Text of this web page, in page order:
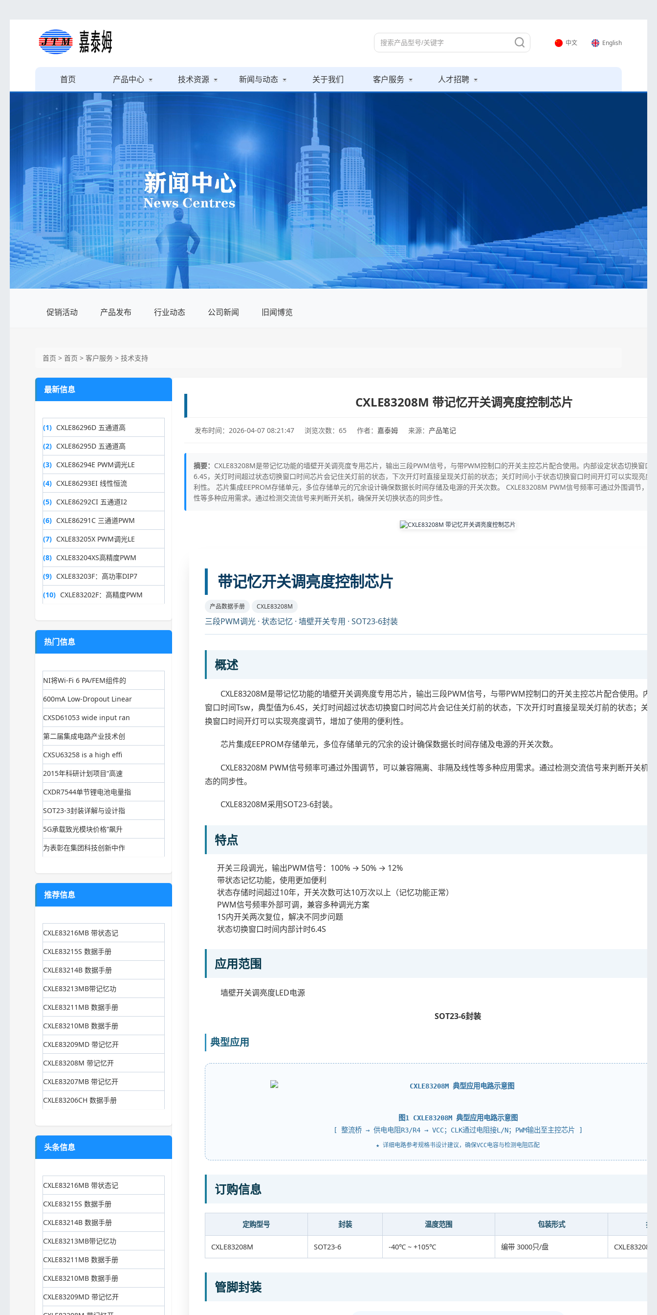
中文 English
首页 产品中心 技术资源 新闻与动态 关于我们 客户服务 人才招聘
促销活动 产品发布 行业动态 公司新闻 旧闻博览
首页 > 首页 > 客户服务 > 技术支持
最新信息
(1) CXLE86296D 五通道高
(2) CXLE86295D 五通道高
(3) CXLE86294E PWM调光LE
(4) CXLE86293EI 线性恒流
(5) CXLE86292CI 五通道I2
(6) CXLE86291C 三通道PWM
(7) CXLE83205X PWM调光LE
(8) CXLE83204XS高精度PWM
(9) CXLE83203F：高功率DIP7
(10) CXLE83202F：高精度PWM
热门信息
NI将Wi-Fi 6 PA/FEM组件的
600mA Low-Dropout Linear
CXSD61053 wide input ran
第二届集成电路产业技术创
CXSU63258 is a high effi
2015年科研计划项目“高速
CXDR7544单节锂电池电量指
SOT23-3封装详解与设计指
5G承载致光模块价格“飙升
为表彰在集团科技创新中作
推荐信息
CXLE83216MB 带状态记
CXLE83215S 数据手册
CXLE83214B 数据手册
CXLE83213MB带记忆功
CXLE83211MB 数据手册
CXLE83210MB 数据手册
CXLE83209MD 带记忆开
CXLE83208M 带记忆开
CXLE83207MB 带记忆开
CXLE83206CH 数据手册
头条信息
CXLE83216MB 带状态记
CXLE83215S 数据手册
CXLE83214B 数据手册
CXLE83213MB带记忆功
CXLE83211MB 数据手册
CXLE83210MB 数据手册
CXLE83209MD 带记忆开
CXLE83208M 带记忆开关调亮度控制芯片
发布时间：2026-04-07 08:21:47 浏览次数：65 作者： 嘉泰姆 来源： 产品笔记
摘要： CXLE83208M是带记忆功能的墙壁开关调亮度专用芯片，输出三段PWM信号，与带PWM控制口的开关主控芯片配合使用。内部设定状态切换窗口
6.4S，关灯时间超过状态切换窗口时间芯片会记住关灯前的状态，下次开灯时直接呈现关灯前的状态；关灯时间小于状态切换窗口时间开灯可以实现亮度
利性。 芯片集成EEPROM存储单元，多位存储单元的冗余设计确保数据长时间存储及电源的开关次数。 CXLE83208M PWM信号频率可通过外围调节，
性等多种应用需求。通过检测交流信号来判断开关机，确保开关切换状态的同步性。
带记忆开关调亮度控制芯片
产品数据手册 CXLE83208M
三段PWM调光 · 状态记忆 · 墙壁开关专用 · SOT23-6封装
概述
CXLE83208M是带记忆功能的墙壁开关调亮度专用芯片，输出三段PWM信号，与带PWM控制口的开关主控芯片配合使用。内
窗口时间Tsw，典型值为6.4S，关灯时间超过状态切换窗口时间芯片会记住关灯前的状态，下次开灯时直接呈现关灯前的状态；关
换窗口时间开灯可以实现亮度调节，增加了使用的便利性。
芯片集成EEPROM存储单元，多位存储单元的冗余的设计确保数据长时间存储及电源的开关次数。
CXLE83208M PWM信号频率可通过外围调节，可以兼容隔离、非隔及线性等多种应用需求。通过检测交流信号来判断开关机
态的同步性。
CXLE83208M采用SOT23-6封装。
特点
开关三段调光，输出PWM信号：100% → 50% → 12%
带状态记忆功能，使用更加便利
状态存储时间超过10年，开关次数可达10万次以上（记忆功能正常）
PWM信号频率外部可调，兼容多种调光方案
1S内开关两次复位，解决不同步问题
状态切换窗口时间内部计时6.4S
应用范围
墙壁开关调亮度LED电源
SOT23-6封装
典型应用
图1 CXLE83208M 典型应用电路示意图
[ 整流桥 → 供电电阻R3/R4 → VCC；CLK通过电阻接L/N；PWM输出至主控芯片 ]
★ 详细电路参考规格书设计建议，确保VCC电容与检测电阻匹配
订购信息
定购型号 封装 温度范围 包装形式 打
CXLE83208M SOT23-6 -40℃ ~ +105℃ 编带 3000只/盘 CXLE83208M
管脚封装